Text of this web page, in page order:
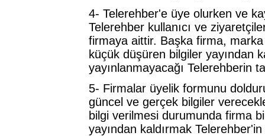
4- Telerehber'e üye olurken ve
Telerehber kullanıcı ve
firmaya aittir. Başka firma,
küçük düşüren bilgiler yayından
yayınlanmayacağı Telerehberin
5- Firmalar üyelik formunu
güncel ve gerçek bilgiler
bilgi verilmesi durumunda firma
yayından kaldırmak